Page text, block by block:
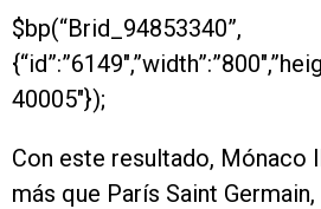
$bp(“Brid_94853340”,
40005″});
Con este resultado, Mónaco
más que París Saint